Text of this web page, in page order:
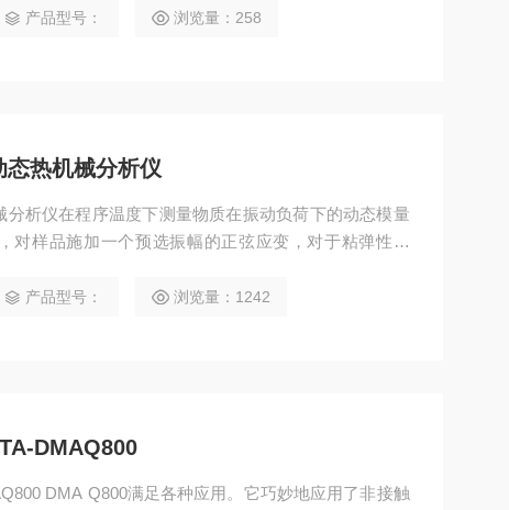
产品型号： 浏览量：258
热机械分析仪
分析仪在程序温度下测量物质在振动负荷下的动态模量
对样品施加一个预选振幅的正弦应变，对于粘弹性样
辅助环境温度升至熔融温度进行温度扫描，损耗因子展
产品型号： 浏览量：1242
DMAQ800
DMA Q800满足各种应用。它巧妙地应用了非接触